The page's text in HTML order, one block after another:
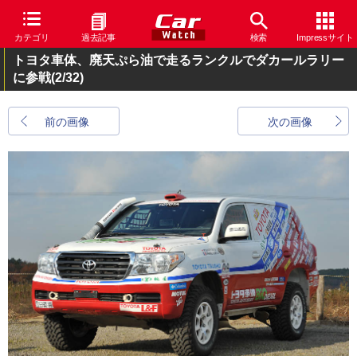
カテゴリ 過去記事 検索 Impressサイト
トヨタ車体、廃天ぷら油で走るランクルでダカールラリー
に参戦(2/32)
前の画像 次の画像